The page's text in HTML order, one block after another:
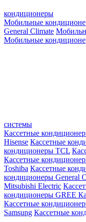
кондиционеры
Мобильные
General Climate
Мобильные
системы
Кассетные
Hisense Кассетные
кондиционеры TCL
Кассетные
Toshiba Кассетные
кондиционеры General
Mitsubishi Electric
кондиционеры GREE
Кассетные
Samsung Кассетные